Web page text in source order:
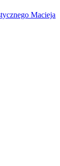
Macieja